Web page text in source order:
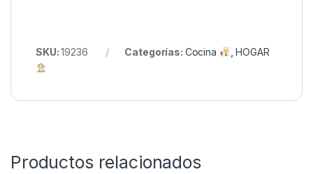
SKU:19236 Categorías: Cocina ,HOGAR
Productos relacionados